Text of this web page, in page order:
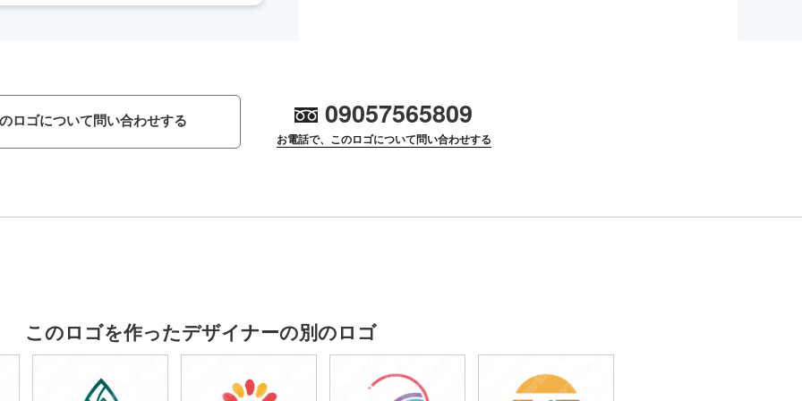
ロゴについて問い合わせする 09057565809
お電話で、このロゴについて問い合わせする
このロゴを作ったデザイナーの別のロゴ